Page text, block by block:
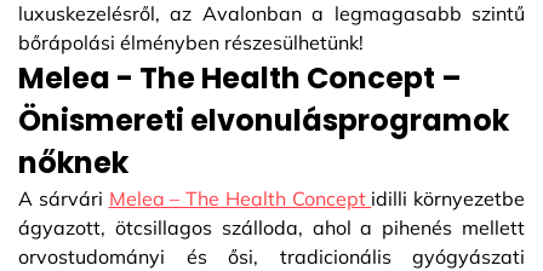
luxuskezelésről, az Avalonban a legmagasabb szintű
bőrápolási élményben részesülhetünk!
Melea - The Health Concept –
Önismereti elvonulásprogramok
nőknek
A sárvári Melea – The Health Concept idilli környezetbe
ágyazott, ötcsillagos szálloda, ahol a pihenés mellett
orvostudományi és ősi, tradicionális gyógyászati